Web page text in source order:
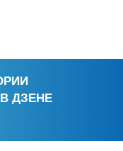
ДЗЕНЕ